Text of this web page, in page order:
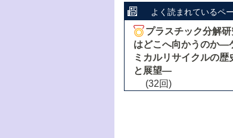
よく読まれているペ
プラスチック分解研
はどこへ向かうのか―
ミカルリサイクルの歴
と展望―
(32回)